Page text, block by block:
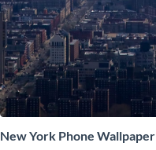
New York Phone Wallpaper